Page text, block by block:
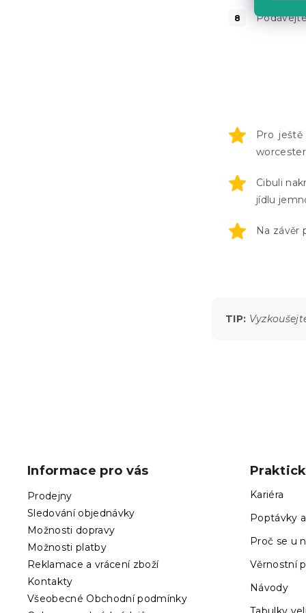
Pro
Cibuli
jídlu
Na závěr
TIP:
Informace pro vás
Prodejny
Sledování objednávky
Možnosti dopravy
Možnosti platby
Reklamace a vrácení zboží
Kontakty
Všeobecné Obchodní podmínky
Kariéra
Poptávky
Proč se u
Věrnostní
Návody